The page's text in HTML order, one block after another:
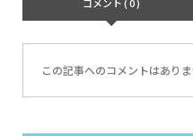
コメント ( 0 )
この記事へのコメントはありま